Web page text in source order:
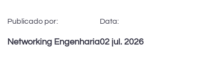
Publicado por:
Networking Engenharia
Data:
02 jul. 2026